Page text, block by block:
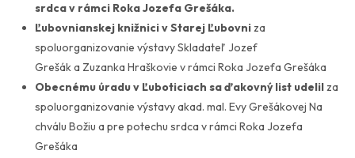
srdcav rámci Roka Jozefa Grešáka.
Ľubovnianskej knižnici v Starej Ľubovniza
spoluorganizovanie výstavySkladateľ Jozef
Grešáka Zuzanka Hraškovie v rámci Roka Jozefa Grešáka
Obecnému úradu v Ľuboticiach sa ďakovný list udelilza
spoluorganizovanie výstavy akad. mal. Evy Grešákovej Na
chválu Božiu a pre potechu srdca v rámci Roka Jozefa
Grešáka